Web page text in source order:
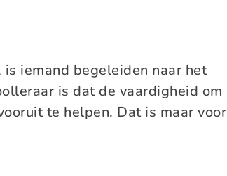
iemand begeleiden naar het
is dat de vaardigheid om
te helpen. Dat is maar voor